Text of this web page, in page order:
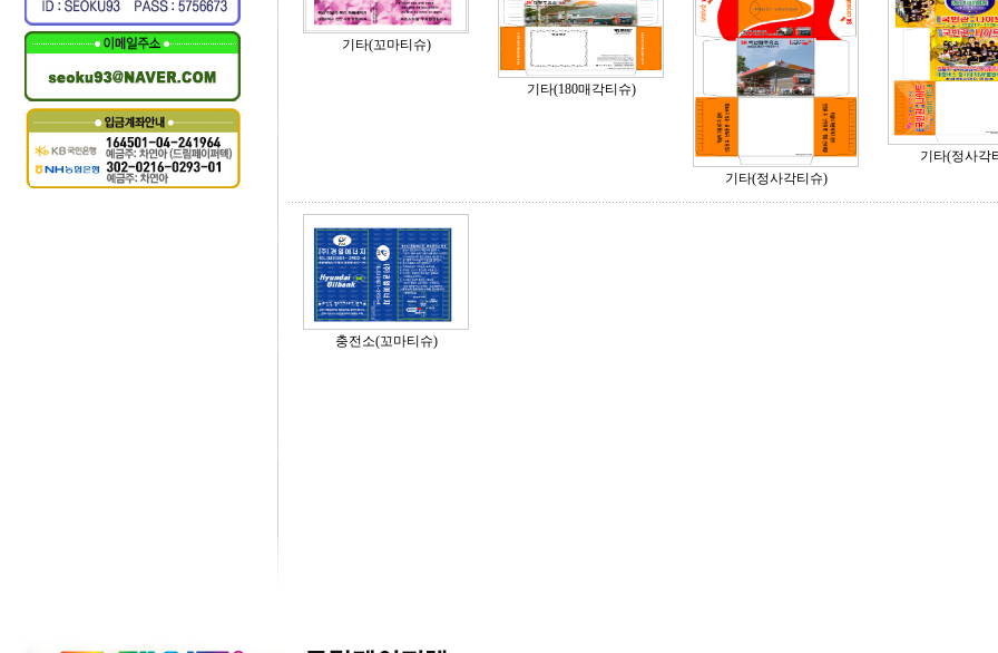
기타(꼬마티슈)
기타(180매각티슈)
기타(정사각티슈)
기타(정사각
충전소(꼬마티슈)